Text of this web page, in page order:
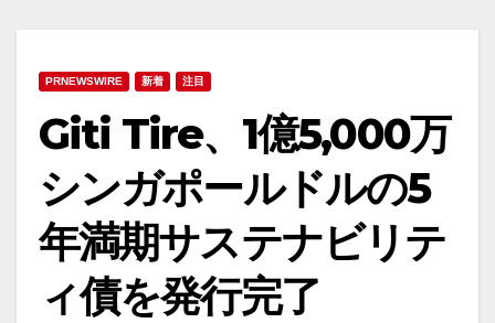
PRNEWSWIRE 新着 注目
Giti Tire、1億5,000万
シンガポールドルの5
年満期サステナビリテ
ィ債を発行完了